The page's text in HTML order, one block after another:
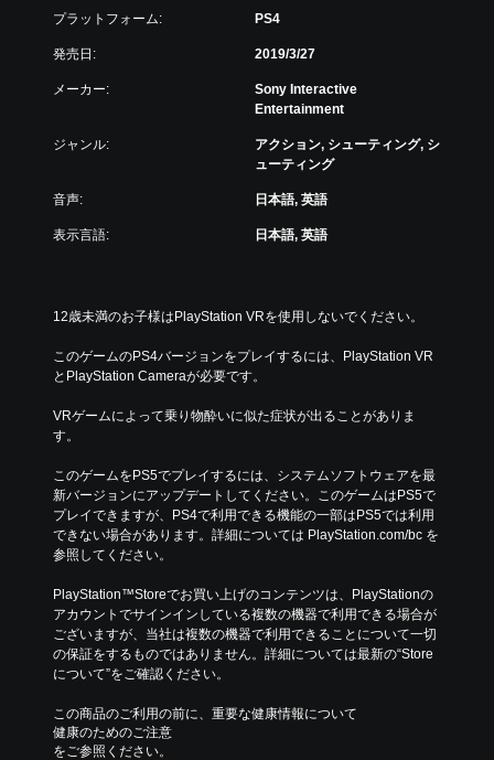
プラットフォーム: PS4
発売日: 2019/3/27
メーカー:
Sony Interactive
Entertainment
ジャンル:
アクション, シューティング, シ
ューティング
音声: 日本語, 英語
表示言語: 日本語, 英語
12歳未満のお子様はPlayStation VRを使用しないでください。
このゲームのPS4バージョンをプレイするには、PlayStation VR
とPlayStation Cameraが必要です。
VRゲームによって乗り物酔いに似た症状が出ることがありま
す。
このゲームをPS5でプレイするには、システムソフトウェアを最
新バージョンにアップデートしてください。このゲームはPS5で
プレイできますが、PS4で利用できる機能の一部はPS5では利用
できない場合があります。詳細については PlayStation.com/bc を
参照してください。
PlayStation™Storeでお買い上げのコンテンツは、PlayStationの
アカウントでサインインしている複数の機器で利用できる場合が
ございますが、当社は複数の機器で利用できることについて一切
の保証をするものではありません。詳細については最新の“Store
について”をご確認ください。
この商品のご利用の前に、重要な健康情報について
健康のためのご注意
をご参照ください。